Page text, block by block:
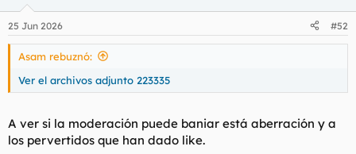
e
s
25 Jun 2026 #52
Asam rebuznó:
Ver el archivos adjunto 223335
A ver si la moderación puede baniar está aberración y a
los pervertidos que han dado like.